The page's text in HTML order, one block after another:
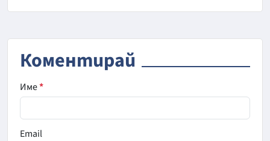
Коментирай
Име*
Email